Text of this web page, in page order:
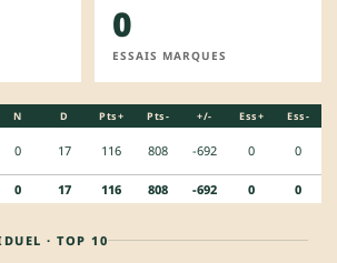
0
ESSAIS MARQUES
N D Pts+ Pts- +/- Ess+ Ess-
0 17 116 808 -692 0 0
0 17 116 808 -692 0 0
· TOP 10